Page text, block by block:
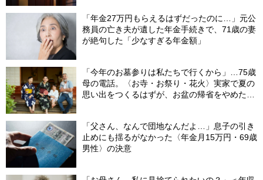
「年金27万円もらえるはずだったのに…」元公
務員の亡き夫が遺した年金手続きで、71歳の妻
が絶句した「少なすぎる年金額」
「今年のお墓参りは私たちで行くから」…75歳
母の電話。〈お寺・お祭り・花火〉実家で夏の
思い出をつくるはずが、お盆の帰省をやめた理
「父さん、なんで団地なんだよ…」息子の引き
止めにも揺るがなかった〈年金月15万円・69歳
男性〉の決意